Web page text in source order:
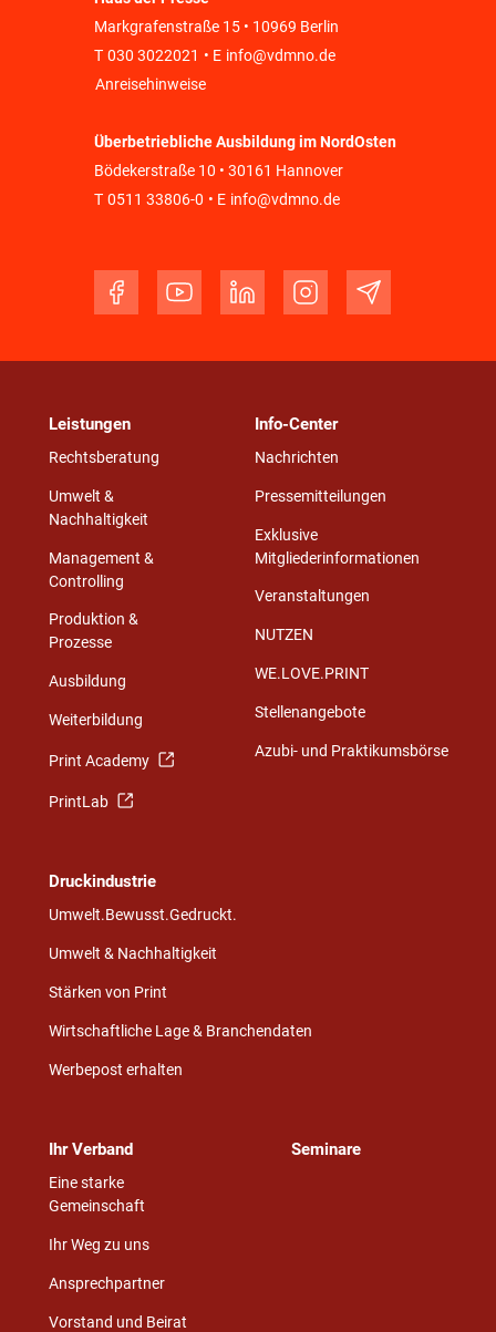
Markgrafenstraße 15 • 10969 Berlin
T 030 3022021 • E info@vdmno.de
Anreisehinweise
Überbetriebliche Ausbildung im NordOsten
Bödekerstraße 10 • 30161 Hannover
T 0511 33806-0 • E info@vdmno.de
Leistungen
Rechtsberatung
Umwelt &
Nachhaltigkeit
Management &
Controlling
Produktion &
Prozesse
Ausbildung
Weiterbildung
Print Academy
PrintLab
Info-Center
Nachrichten
Pressemitteilungen
Exklusive
Mitgliederinformationen
Veranstaltungen
NUTZEN
WE.LOVE.PRINT
Stellenangebote
Azubi- und Praktikumsbörse
Druckindustrie
Umwelt.Bewusst.Gedruckt.
Umwelt & Nachhaltigkeit
Stärken von Print
Wirtschaftliche Lage & Branchendaten
Werbepost erhalten
Ihr Verband
Eine starke
Gemeinschaft
Ihr Weg zu uns
Ansprechpartner
Vorstand und Beirat
Seminare